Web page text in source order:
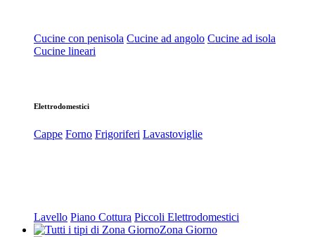
Cucine con penisola Cucine ad angolo Cucine ad isola
Cucine lineari
Elettrodomestici
Cappe Forno Frigoriferi Lavastoviglie
Lavello Piano Cottura Piccoli Elettrodomestici
Zona Giorno